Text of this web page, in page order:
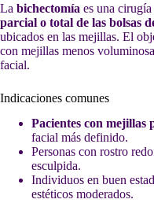
La bichectomía es una
parcial o total de las bolsas
ubicados en las mejillas. El
con mejillas menos
facial.
Indicaciones comunes
Pacientes con mejillas
facial más definido.
Personas con rostro
esculpida.
Individuos en buen
estéticos moderados.